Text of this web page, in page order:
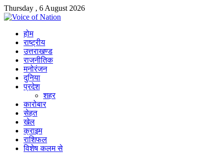
Thursday , 6 August 2026
होम
राष्ट्रीय
उत्तराखण्ड
राजनीतिक
मनोरंजन
दुनिया
प्रदेश
शहर
कारोबार
सेहत
खेल
क्राइम
राशिफल
विशेष कलम से